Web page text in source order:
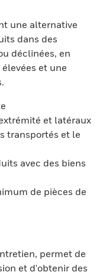
une alternative
dans des
déclinées, en
et une
et latéraux
transportés et le
avec des biens
de pièces de
permet de
et d'obtenir des